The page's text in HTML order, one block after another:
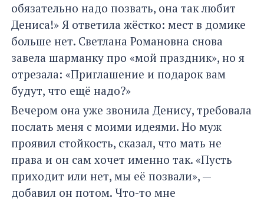
обязательно надо позвать, она так любит
Дениса!» Я ответила жёстко: мест в домике
больше нет. Светлана Романовна снова
завела шарманку про «мой праздник», но я
отрезала: «Приглашение и подарок вам
будут, что ещё надо?»
Вечером она уже звонила Денису, требовала
послать меня с моими идеями. Но муж
проявил стойкость, сказал, что мать не
права и он сам хочет именно так. «Пусть
приходит или нет, мы её позвали», —
добавил он потом. Что-то мне